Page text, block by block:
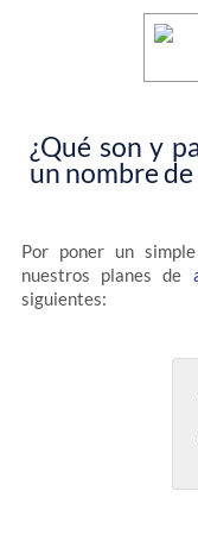
¿Qué son y
un nombre
Por poner un
nuestros planes de
siguientes: